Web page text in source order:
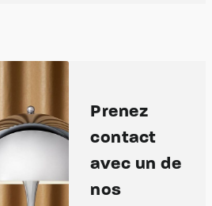
Prenez
contact
avec un de
nos